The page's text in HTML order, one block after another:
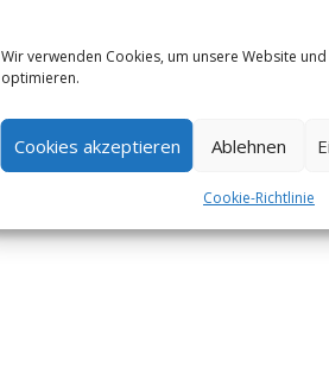
Wir verwenden Cookies, um unsere Website und
optimieren.
Cookies akzeptieren Ablehnen
Cookie-Richtlinie